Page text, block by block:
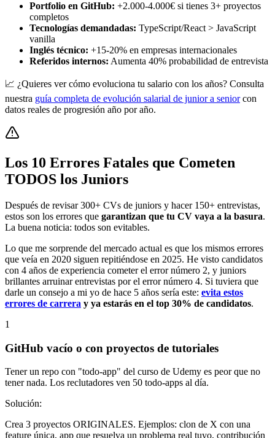
Portfolio en GitHub: +2.000-4.000€ si tienes 3+ proyectos
completos
Tecnologías demandadas: TypeScript/React > JavaScript
vanilla
Inglés técnico: +15-20% en empresas internacionales
Referidos internos: Aumenta 40% probabilidad de entrevista
📈 ¿Quieres ver cómo evoluciona tu salario con los años? Consulta
nuestra guía completa de evolución salarial de junior a seniorcon
datos reales de progresión año por año.
Los 10 Errores Fatales que Cometen
TODOS los Juniors
Después de revisar 300+ CVs de juniors y hacer 150+ entrevistas,
estos son los errores que garantizan que tu CV vaya a la basura.
La buena noticia: todos son evitables.
Lo que me sorprende del mercado actual es que los mismos errores
que veía en 2020 siguen repitiéndose en 2025. He visto candidatos
con 4 años de experiencia cometer el error número 2, y juniors
brillantes arruinar entrevistas por el error número 4. Si tuviera que
darle un consejo a mi yo de hace 5 años sería este: evita estos
errores de carrera y ya estarás en el top 30% de candidatos.
1
GitHub vacío o con proyectos de tutoriales
Tener un repo con "todo-app" del curso de Udemy es peor que no
tener nada. Los reclutadores ven 50 todo-apps al día.
Solución:
Crea 3 proyectos ORIGINALES. Ejemplos: clon de X con una
feature única, app que resuelva un problema real tuyo, contribución